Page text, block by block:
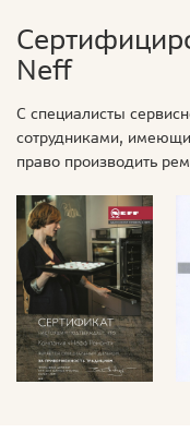
Neff
С специалисты
сотрудниками,
право производить